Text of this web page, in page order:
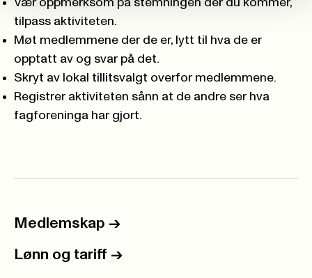
Vær oppmerksom på stemningen der du kommer,
tilpass aktiviteten.
Møt medlemmene der de er, lytt til hva de er
opptatt av og svar på det.
Skryt av lokal tillitsvalgt overfor medlemmene.
Registrer aktiviteten sånn at de andre ser hva
fagforeninga har gjort.
Medlemskap ->
Lønn og tariff ->